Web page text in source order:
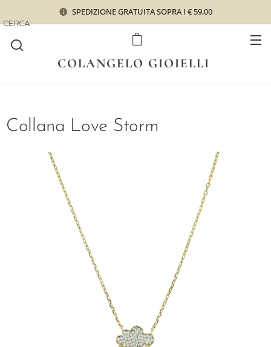
SPEDIZIONE GRATUITA SOPRA I € 59,00
COLANGELO GIOIELLI
CERCA
Collana Love Storm